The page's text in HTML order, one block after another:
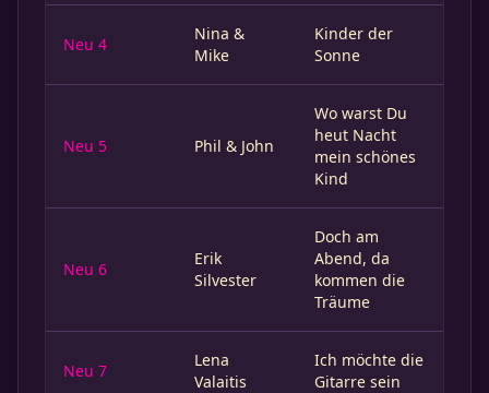
Neu 4
Nina &
Mike
Kinder der
Sonne
Neu 5 Phil & John
Wo warst Du
heut Nacht
mein schönes
Kind
Neu 6
Erik
Silvester
Doch am
Abend, da
kommen die
Träume
Neu 7
Lena
Valaitis
Ich möchte die
Gitarre sein